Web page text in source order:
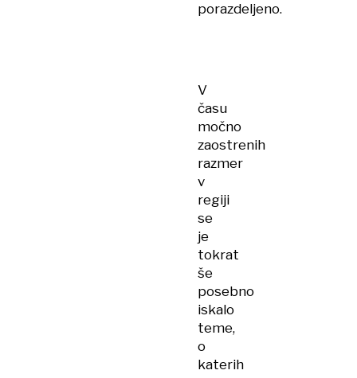
porazdeljeno.
V
času
močno
zaostrenih
razmer
v
regiji
se
je
tokrat
še
posebno
iskalo
teme,
o
katerih